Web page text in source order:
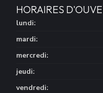
HORAIRES
lundi:
mardi:
mercredi:
jeudi:
vendredi: